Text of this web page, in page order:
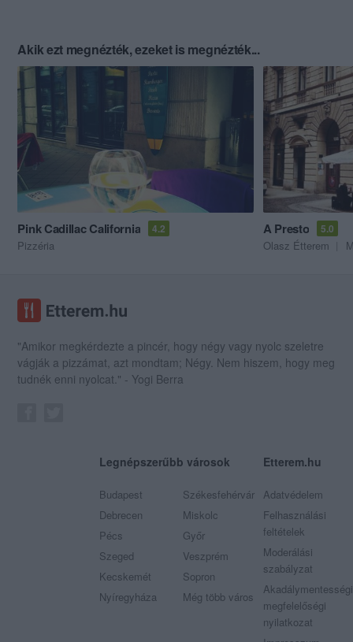
Akik ezt megnézték, ezeket is megnézték...
Pink Cadillac California 4.2
Pizzéria
A Presto 5.0
Olasz Étterem
"Amikor megkérdezte a pincér, hogy négy vagy nyolc szeletre
vágják a pizzámat, azt mondtam; Négy. Nem hiszem, hogy meg
tudnék enni nyolcat." - Yogi Berra
Legnépszerűbb városok
Budapest
Debrecen
Pécs
Szeged
Kecskemét
Nyíregyháza
Székesfehérvár
Miskolc
Győr
Veszprém
Sopron
Még több város
Etterem.hu
Adatvédelem
Felhasználási
feltételek
Moderálási
szabályzat
Akadálymentességi
megfelelőségi
nyilatkozat